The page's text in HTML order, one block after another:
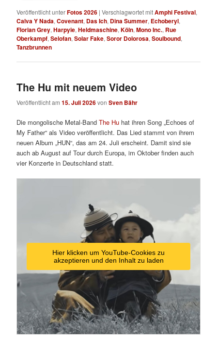
Veröffentlicht unterFotos 2026 |Verschlagwortet mitAmphi Festival,
Calva Y Nada,Covenant, Das Ich, Dina Summer, Echoberyl,
Florian Grey,Harpyie,Heldmaschine,Köln,Mono Inc., Rue
Oberkampf,Selofan,Solar Fake,Soror Dolorosa,Soulbound,
Tanzbrunnen
The Hu mit neuem Video
Veröffentlicht am15. Juli 2026vonSven Bähr
Die mongolische Metal-BandThe Hu hat ihren Song „Echoes of
My Father“ als Video veröffentlicht. Das Lied stammt von ihrem
neuen Album „HUN“, das am 24. Juli erscheint. Damit sind sie
auch ab August auf Tour durch Europa, im Oktober finden auch
vier Konzerte in Deutschland statt.
Hier klicken um YouTube-Cookies zu
akzeptieren und den Inhalt zu laden